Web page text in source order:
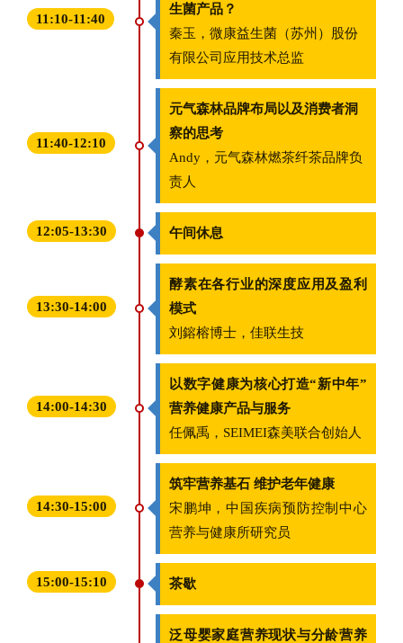
11:10-11:40
生菌产品？
秦玉，微康益生菌（苏州）股份
有限公司应用技术总监
11:40-12:10
元气森林品牌布局以及消费者洞
察的思考
Andy，元气森林燃茶纤茶品牌负
责人
12:05-13:30 午间休息
13:30-14:00
酵素在各行业的深度应用及盈利
模式
刘鎔榕博士，佳联生技
14:00-14:30
以数字健康为核心打造“新中年”
营养健康产品与服务
任佩禹，SEIMEI森美联合创始人
14:30-15:00
筑牢营养基石 维护老年健康
宋鹏坤，中国疾病预防控制中心
营养与健康所研究员
15:00-15:10 茶歇
泛母婴家庭营养现状与分龄营养